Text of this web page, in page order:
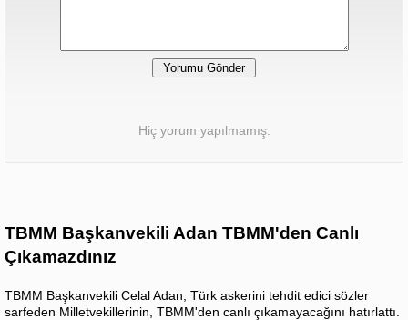
Hiç yorum yapılmamış.
TBMM Başkanvekili Adan TBMM'den Canlı
Çıkamazdınız
TBMM Başkanvekili Celal Adan, Türk askerini tehdit edici sözler
sarfeden Milletvekillerinin, TBMM'den canlı çıkamayacağını hatırlattı.